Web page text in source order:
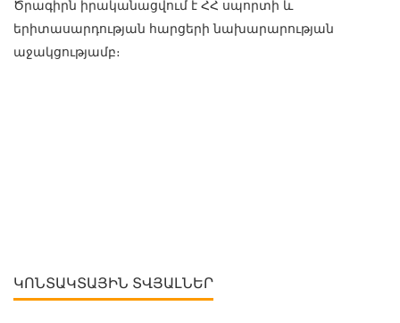
Ծրագիրն իրականացվում է ՀՀ սպորտի և
երիտասարդության հարցերի նախարարության
աջակցությամբ։
ԿՈՆՏԱԿՏԱՅԻՆ ՏՎՅԱԼՆԵՐ